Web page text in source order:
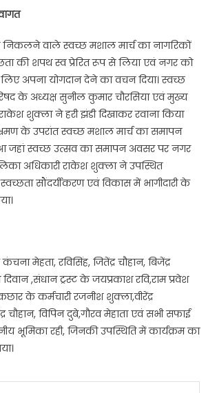
निकलने वाले स्वच्छ मशाल मार्च का नागरिकों
की शपथ स्व प्रेरित रूप से लिया एवं नगर को
अपना योगदान देने का वचन दिया। स्वच्छ
के अध्यक्ष सुनील कुमार चौरसिया एवं मुख्य
शुक्ला ने हरी झंडी दिखाकर रवाना किया
के उपरांत स्वच्छ मशाल मार्च का समापन
जहां स्वच्छ उत्सव का समापन अवसर पर नगर
अधिकारी राकेश शुक्ला ने उपस्थित
सौंदर्यीकरण एवं विकास में भागीदारी के
मेहता, रविसिंह, जितेंद्र चौहान, बिजेंद्र
,संधान ट्रस्ट के जयप्रकाश रवि,राम प्रवेश
के कर्मचारी रजनीश शुक्ला,वीरेंद्र
विपिन दुबे,गौरव मेहाता एवं सभी सफाई
भूमिका रही, जिनकी उपस्थिति में कार्यक्रम का